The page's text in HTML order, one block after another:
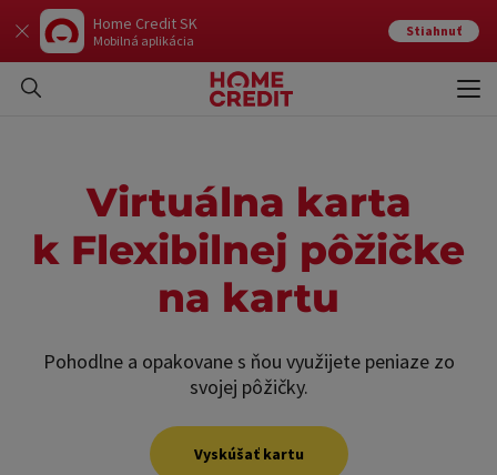
Home Credit SK
Mobilná aplikácia
Stiahnuť
Virtuálna karta
k Flexibilnej pôžičke
na kartu
Pohodlne a opakovane s ňou využijete peniaze zo
svojej pôžičky.
Vyskúšať kartu